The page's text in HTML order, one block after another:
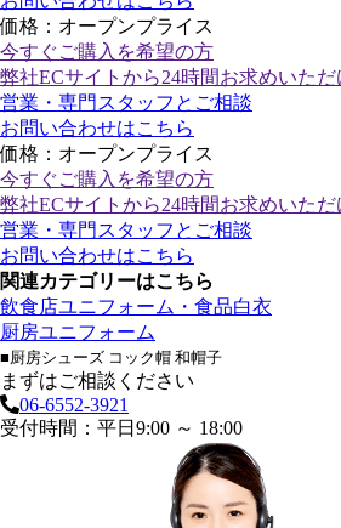
価格：オープンプライス
今すぐご購入 を希望の方
弊社ECサイトから24時間お求めいただ
営業・専門スタッフとご相談
お問い合わせはこちら
価格：オープンプライス
今すぐご購入 を希望の方
弊社ECサイトから24時間お求めいただ
営業・専門スタッフとご相談
お問い合わせはこちら
関連カテゴリーはこちら
飲食店ユニフォーム・食品白衣
厨房ユニフォーム
■厨房シューズ コック帽 和帽子
まずはご相談ください
06-6552-3921
受付時間：平日9:00 ～ 18:00